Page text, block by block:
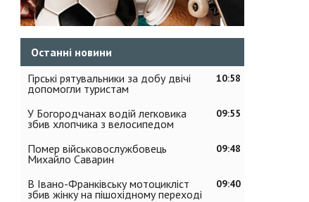
Останні новини
10:58
Гірські рятувальники за добу двічі
допомогли туристам
09:55
У Богородчанах водій легковика
збив хлопчика з велосипедом
09:48
Помер військовослужбовець
Михайло Саварин
09:40
В Івано-Франківську мотоцикліст
збив жінку на пішохідному переході